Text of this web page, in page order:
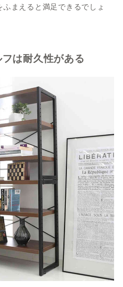
まえると満足できるでしょ
は耐久性がある